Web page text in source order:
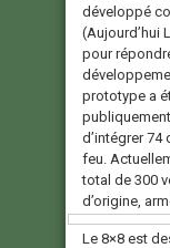
développé
(Aujourd’hui
pour
prototype a
d’intégrer 74
feu.
total de 300
d’origine,
Le 8×8 est